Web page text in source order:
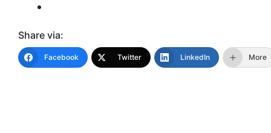
Share via:
Facebook Twitter LinkedIn More